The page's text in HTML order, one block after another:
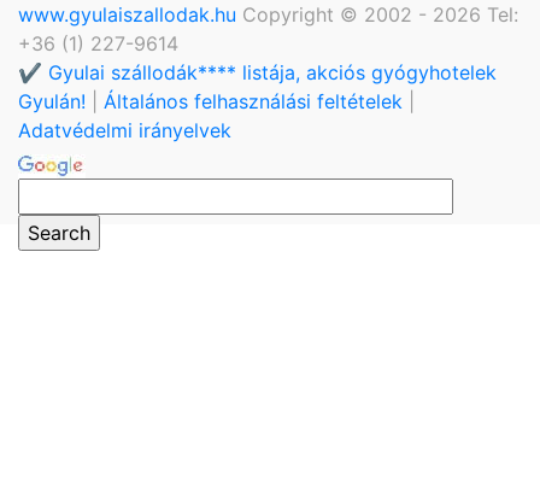
www.gyulaiszallodak.hu Copyright © 2002 - 2026 Tel:
+36 (1) 227-9614
✔️ Gyulai szállodák**** listája, akciós gyógyhotelek
Gyulán!
Általános felhasználási feltételek
Adatvédelmi irányelvek